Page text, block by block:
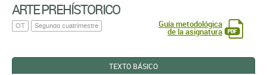
ARTE PREHÍSTORICO
OT Segundo cuatrimestre Guía metodológica
de la asignatura
TEXTO BÁSICO